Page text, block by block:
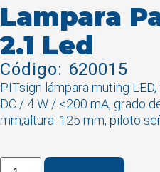
Lampara
2.1 Led
Código: 620015
PITsign lámpara muting
DC / 4 W / <200 mA, grado
mm,altura: 125 mm, piloto